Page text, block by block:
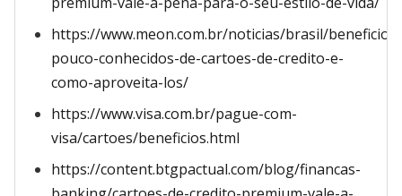
https://www.meon.com.br/noticias/brasil/beneficios-
pouco-conhecidos-de-cartoes-de-credito-e-
como-aproveita-los/
https://www.visa.com.br/pague-com-
visa/cartoes/beneficios.html
https://content.btgpactual.com/blog/financas-